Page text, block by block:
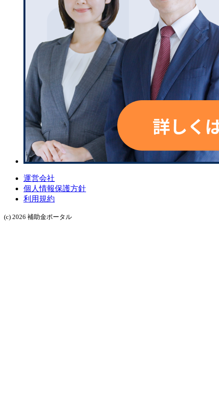
運営会社
個人情報保護方針
利用規約
(c) 2026 補助金ポータル